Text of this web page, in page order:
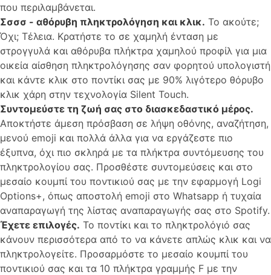
που περιλαμβάνεται.
Σσσσ - αθόρυβη πληκτρολόγηση και κλικ. Το ακούτε;
Όχι; Τέλεια. Κρατήστε το σε χαμηλή ένταση με
στρογγυλά και αθόρυβα πλήκτρα χαμηλού προφίλ για μια
οικεία αίσθηση πληκτρολόγησης σαν φορητού υπολογιστή
και κάντε κλικ στο ποντίκι σας με 90% λιγότερο θόρυβο
κλικ χάρη στην τεχνολογία Silent Touch.
Συντομεύστε τη ζωή σας στο διασκεδαστικό μέρος.
Αποκτήστε άμεση πρόσβαση σε λήψη οθόνης, αναζήτηση,
μενού emoji και πολλά άλλα για να εργάζεστε πιο
έξυπνα, όχι πιο σκληρά με τα πλήκτρα συντόμευσης του
πληκτρολογίου σας. Προσθέστε συντομεύσεις και στο
μεσαίο κουμπί του ποντικιού σας με την εφαρμογή Logi
Options+, όπως αποστολή emoji στο Whatsapp ή τυχαία
αναπαραγωγή της λίστας αναπαραγωγής σας στο Spotify.
Έχετε επιλογές. Το ποντίκι και το πληκτρολόγιό σας
κάνουν περισσότερα από το να κάνετε απλώς κλικ και να
πληκτρολογείτε. Προσαρμόστε το μεσαίο κουμπί του
ποντικιού σας και τα 10 πλήκτρα γραμμής F με την